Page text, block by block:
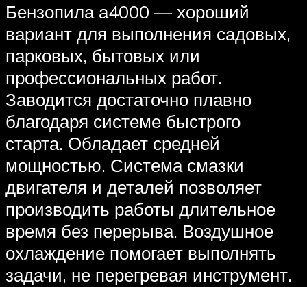
Бензопила а4000 — хороший
вариант для выполнения садовых,
парковых, бытовых или
профессиональных работ.
Заводится достаточно плавно
благодаря системе быстрого
старта. Обладает средней
мощностью. Система смазки
двигателя и деталей позволяет
производить работы длительное
время без перерыва. Воздушное
охлаждение помогает выполнять
задачи, не перегревая инструмент.